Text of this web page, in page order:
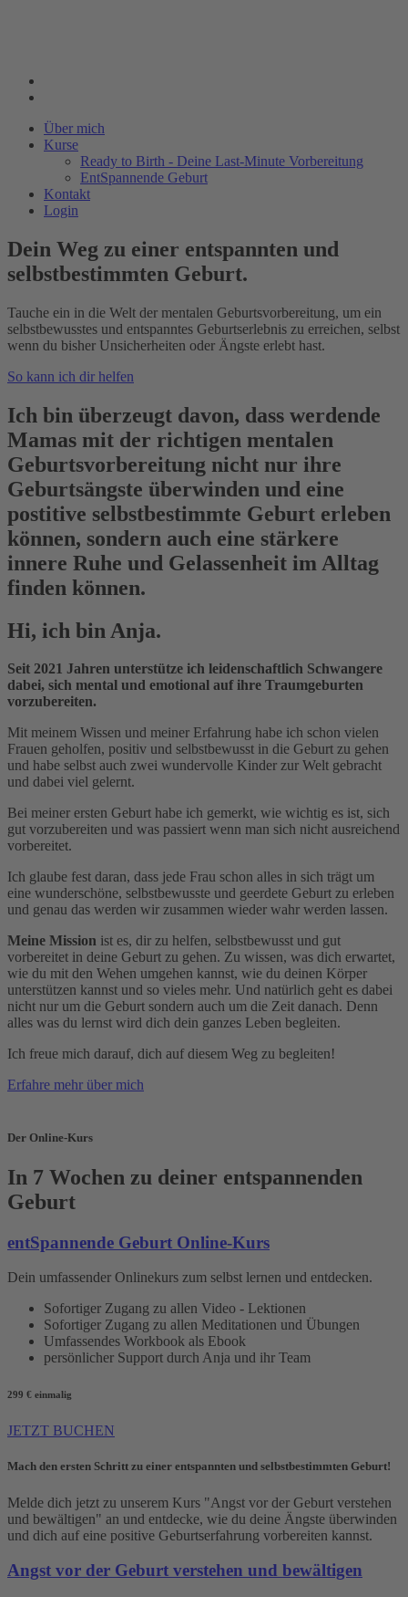
Über mich
Kurse
Ready to Birth - Deine Last-Minute Vorbereitung
EntSpannende Geburt
Kontakt
Login
Dein Weg zu einer entspannten und
selbstbestimmten Geburt.
Tauche ein in die Welt der mentalen Geburtsvorbereitung, um ein
selbstbewusstes und entspanntes Geburtserlebnis zu erreichen, selbst
wenn du bisher Unsicherheiten oder Ängste erlebt hast.
So kann ich dir helfen
Ich bin überzeugt davon, dass werdende
Mamas mit der richtigen mentalen
Geburtsvorbereitung nicht nur ihre
Geburtsängste überwinden und eine
postitive selbstbestimmte Geburt erleben
können, sondern auch eine stärkere
innere Ruhe und Gelassenheit im Alltag
finden können.
Hi, ich bin Anja.
Seit 2021 Jahren unterstütze ich leidenschaftlich Schwangere
dabei, sich mental und emotional auf ihre Traumgeburten
vorzubereiten.
Mit meinem Wissen und meiner Erfahrung habe ich schon vielen
Frauen geholfen, positiv und selbstbewusst in die Geburt zu gehen
und habe selbst auch zwei wundervolle Kinder zur Welt gebracht
und dabei viel gelernt.
Bei meiner ersten Geburt habe ich gemerkt, wie wichtig es ist, sich
gut vorzubereiten und was passiert wenn man sich nicht ausreichend
vorbereitet.
Ich glaube fest daran, dass jede Frau schon alles in sich trägt um
eine wunderschöne, selbstbewusste und geerdete Geburt zu erleben
und genau das werden wir zusammen wieder wahr werden lassen.
Meine Mission ist es, dir zu helfen, selbstbewusst und gut
vorbereitet in deine Geburt zu gehen. Zu wissen, was dich erwartet,
wie du mit den Wehen umgehen kannst, wie du deinen Körper
unterstützen kannst und so vieles mehr. Und natürlich geht es dabei
nicht nur um die Geburt sondern auch um die Zeit danach. Denn
alles was du lernst wird dich dein ganzes Leben begleiten.
Ich freue mich darauf, dich auf diesem Weg zu begleiten!
Erfahre mehr über mich
Der Online-Kurs
In 7 Wochen zu deiner entspannenden
Geburt
entSpannende Geburt Online-Kurs
Dein umfassender Onlinekurs zum selbst lernen und entdecken.
Sofortiger Zugang zu allen Video - Lektionen
Sofortiger Zugang zu allen Meditationen und Übungen
Umfassendes Workbook als Ebook
persönlicher Support durch Anja und ihr Team
299 € einmalig
JETZT BUCHEN
Mach den ersten Schritt zu einer entspannten und selbstbestimmten Geburt!
Melde dich jetzt zu unserem Kurs "Angst vor der Geburt verstehen
und bewältigen" an und entdecke, wie du deine Ängste überwinden
und dich auf eine positive Geburtserfahrung vorbereiten kannst.
Angst vor der Geburt verstehen und bewältigen